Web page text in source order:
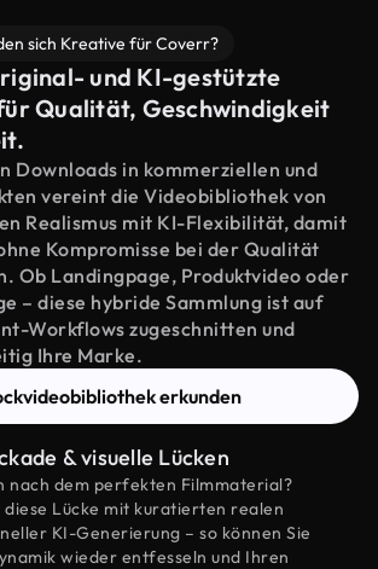
sich Kreative für Coverr?
und KI-gestützte
Qualität, Geschwindigkeit
Downloads in kommerziellen und
vereint die Videobibliothek von
Realismus mit KI-Flexibilität, damit
Kompromisse bei der Qualität
Ob Landingpage, Produktvideo oder
– diese hybride Sammlung ist auf
Workflows zugeschnitten und
Ihre Marke.
erkunden
& visuelle Lücken
nach dem perfekten Filmmaterial?
Lücke mit kuratierten realen
KI-Generierung – so können Sie
wieder entfesseln und Ihren